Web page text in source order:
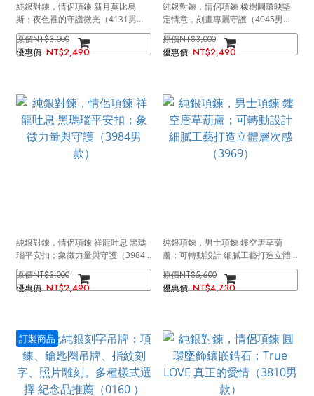
純銀對鍊，情侶項鍊 新月莫比烏
斯；夜色裡的守護微光（4131男
款）
NT$3,000
NT$2,490
純銀對鍊，情侶項鍊 橡樹圓環映堅
定情意，刻畫專屬守護（4045男
款）
NT$3,000
NT$2,490
純銀對鍊，情侶項鍊 祥龍吐息 黑瑪
瑙平安扣；象徵力量與守護（3984
男款）
NT$3,000
NT$2,490
純銀項鍊，男士項鍊 鏤空唐草葫
蘆；可轉動設計 細膩工藝打造立體
層次感（3969）
NT$5,600
NT$4,730
訂製商品